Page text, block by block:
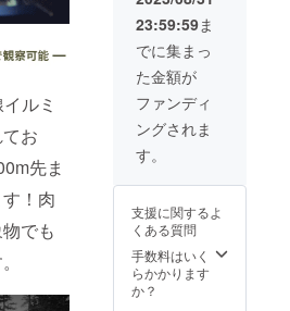
ルミ
お
先ま
！肉
でも
明書×2
プx3 ・
32GB
microS
Dカード
x3 ・ク
リーニ
ングク
ロスx3
キャッ
対物レ
ンズ
キャッ
プ x6 ・
23:59:59ま
でに集まっ
た金額が
ファンディ
ングされま
す。
支援に関するよ
くある質問
手数料はいく
らかかります
か？